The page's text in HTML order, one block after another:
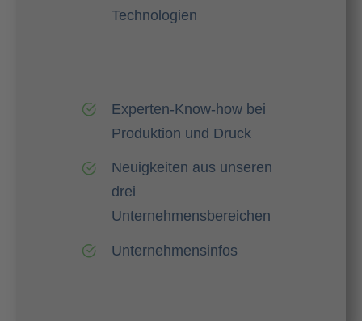
Technologien
Experten-Know-how bei
Produktion und Druck
Neuigkeiten aus unseren
drei
Unternehmensbereichen
Unternehmensinfos